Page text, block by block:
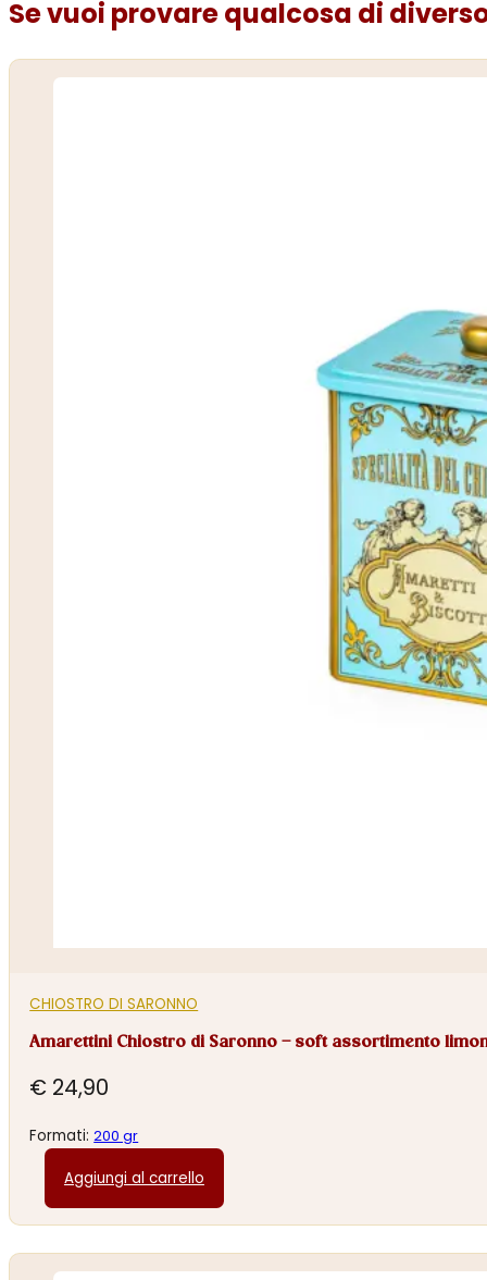
Se vuoi provare qualcosa di
CHIOSTRO DI SARONNO
Amarettini Chiostro di Saronno – soft assortimento
€ 24,90
Formati:200 gr
Aggiungi al carrello